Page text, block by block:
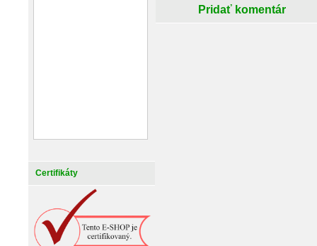
Certifikáty
Pridať komentár